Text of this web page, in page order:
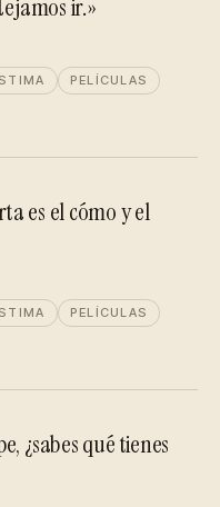
ir.»
PELÍCULAS
es el cómo y el
PELÍCULAS
¿sabes qué tienes